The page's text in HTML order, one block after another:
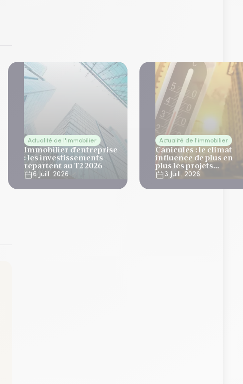
Actualité de l'immobilier
Immobilier d'entreprise
: les investissements
repartent au T2 2026
6 Juill. 2026
Actualité de l'immobilier
Canicules : le climat
influence de plus en
plus les projets
immobiliers
3 Juill. 2026